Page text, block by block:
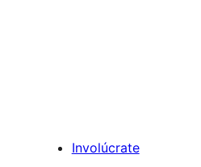
Involúcrate